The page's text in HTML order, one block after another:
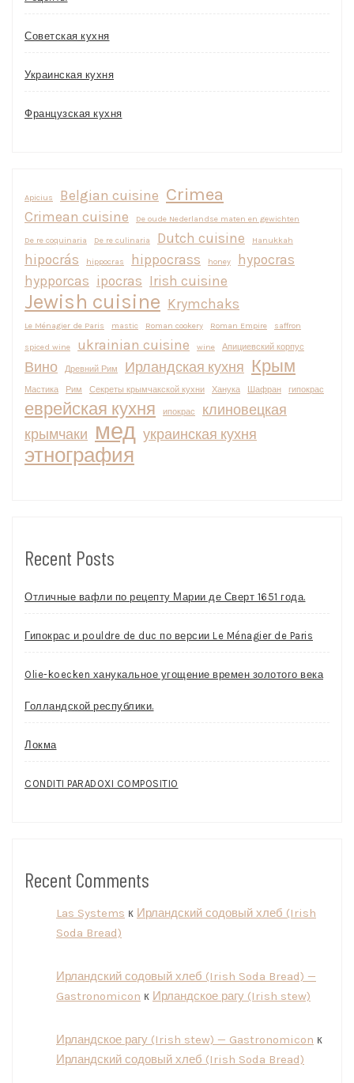
Советская кухня
Украинская кухня
Французская кухня
Apicius Belgian cuisine Crimea
Crimean cuisine De oude Nederlandse maten en gewichten
De re coquinaria De re culinaria Dutch cuisine Hanukkah
hipocrás hippocras hippocrass honey
hypocras
hypporcas ipocras Irish cuisine
Jewish cuisine Krymchaks
Le Ménagier de Paris mastic Roman cookery Roman Empire saffron
spiced wine ukrainian cuisine wine Апициевский корпус
Вино Древний Рим Ирландская кухня Крым
Мастика Рим Секреты крымчакской кухни Ханука Шафран гипокрас
еврейская кухня ипокрас
клиновецкая
крымчаки мед украинская кухня
этнография
Recent Posts
Отличные вафли по рецепту Марии де Сверт 1651 года.
Гипокрас и pouldre de duc по версии Le Ménagier de Paris
Olie-koecken ханукальное угощение времен золотого века
Голландской республики.
Локма
CONDITI PARADOXI COMPOSITIO
Recent Comments
Las Systems к Ирландский содовый хлеб (Irish
Soda Bread)
Ирландский содовый хлеб (Irish Soda Bread) —
Gastronomicon к Ирландское рагу (Irish stew)
Ирландское рагу (Irish stew) — Gastronomicon к
Ирландский содовый хлеб (Irish Soda Bread)